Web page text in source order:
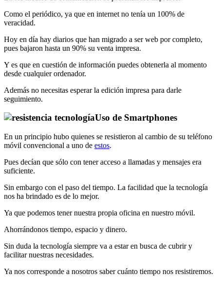
Como el periódico, ya que en internet no tenía un 100% de
veracidad.
Hoy en día hay diarios que han migrado a ser web por completo,
pues bajaron hasta un 90% su venta impresa.
Y es que en cuestión de información puedes obtenerla al momento
desde cualquier ordenador.
Además no necesitas esperar la edición impresa para darle
seguimiento.
Uso de Smartphones
En un principio hubo quienes se resistieron al cambio de su teléfono
móvil convencional a uno de estos.
Pues decían que sólo con tener acceso a llamadas y mensajes era
suficiente.
Sin embargo con el paso del tiempo. La facilidad que la tecnología
nos ha brindado es de lo mejor.
Ya que podemos tener nuestra propia oficina en nuestro móvil.
Ahorrándonos tiempo, espacio y dinero.
Sin duda la tecnología siempre va a estar en busca de cubrir y
facilitar nuestras necesidades.
Ya nos corresponde a nosotros saber cuánto tiempo nos resistiremos.